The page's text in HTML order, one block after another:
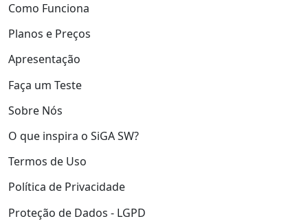
Como Funciona
Planos e Preços
Apresentação
Faça um Teste
Sobre Nós
O que inspira o SiGA SW?
Termos de Uso
Política de Privacidade
Proteção de Dados - LGPD